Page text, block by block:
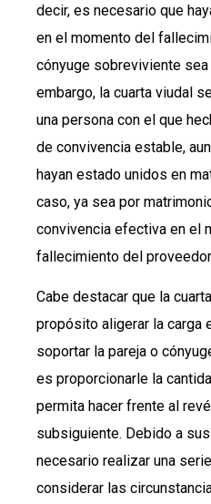
decir, es necesario que
en el momento del
cónyuge sobreviviente
embargo, la cuarta viudal
una persona con el que
de convivencia estable,
hayan estado unidos en
caso, ya sea por
convivencia efectiva en el
fallecimiento del
Cabe destacar que la
propósito aligerar la carga
soportar la pareja o
es proporcionarle la
permita hacer frente al
subsiguiente. Debido a
necesario realizar una
considerar las